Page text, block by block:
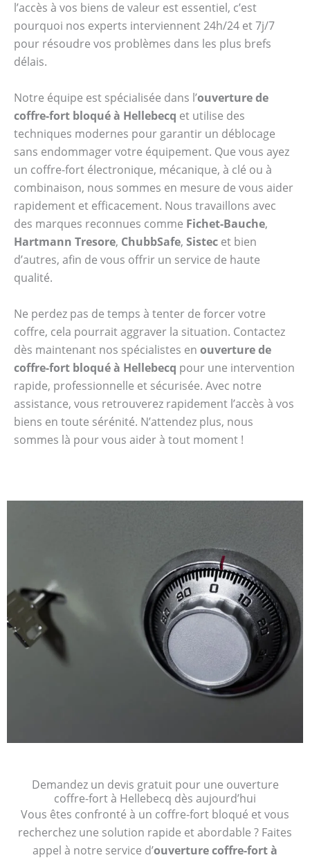
l’accès à vos biens de valeur est essentiel, c’est
pourquoi nos experts interviennent 24h/24 et 7j/7
pour résoudre vos problèmes dans les plus brefs
délais.
Notre équipe est spécialisée dans l’ouverture de
coffre-fort bloqué à Hellebecq et utilise des
techniques modernes pour garantir un déblocage
sans endommager votre équipement. Que vous ayez
un coffre-fort électronique, mécanique, à clé ou à
combinaison, nous sommes en mesure de vous aider
rapidement et efficacement. Nous travaillons avec
des marques reconnues comme Fichet-Bauche,
Hartmann Tresore, ChubbSafe, Sistec et bien
d’autres, afin de vous offrir un service de haute
qualité.
Ne perdez pas de temps à tenter de forcer votre
coffre, cela pourrait aggraver la situation. Contactez
dès maintenant nos spécialistes en ouverture de
coffre-fort bloqué à Hellebecq pour une intervention
rapide, professionnelle et sécurisée. Avec notre
assistance, vous retrouverez rapidement l’accès à vos
biens en toute sérénité. N’attendez plus, nous
sommes là pour vous aider à tout moment !
Demandez un devis gratuit pour une ouverture
coffre-fort à Hellebecq dès aujourd’hui
Vous êtes confronté à un coffre-fort bloqué et vous
recherchez une solution rapide et abordable ? Faites
appel à notre service d’ouverture coffre-fort à